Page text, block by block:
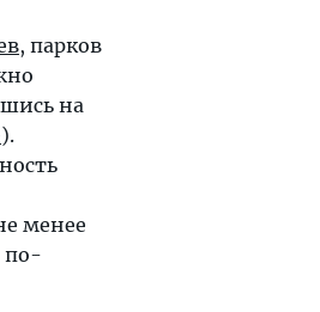
, парков
на
).
менее
по-